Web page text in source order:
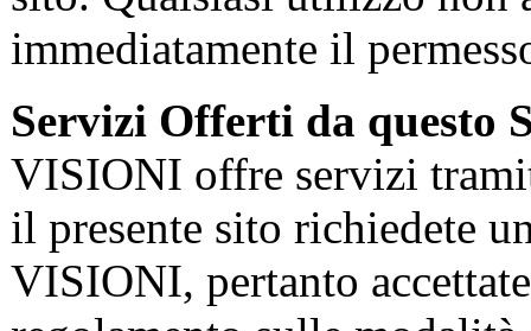
immediatamente il
Servizi Offerti da questo
VISIONI offre servizi
il presente sito richiedete
VISIONI, pertanto